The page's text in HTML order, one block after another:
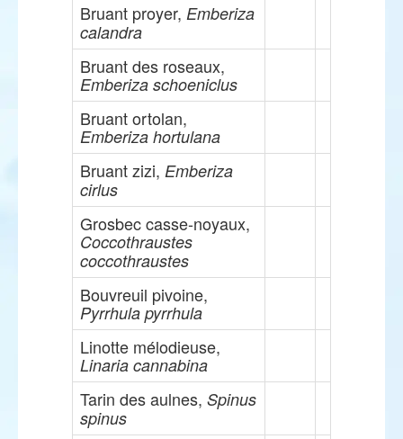
Bruant proyer, Emberiza
calandra
Bruant des roseaux,
Emberiza schoeniclus
Bruant ortolan,
Emberiza hortulana
Bruant zizi, Emberiza
cirlus
Grosbec casse-noyaux,
Coccothraustes
coccothraustes
Bouvreuil pivoine,
Pyrrhula pyrrhula
Linotte mélodieuse,
Linaria cannabina
Tarin des aulnes, Spinus
spinus